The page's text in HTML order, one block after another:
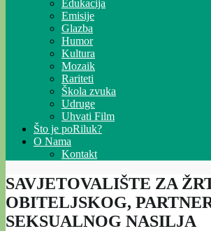
Edukacija
Emisije
Glazba
Humor
Kultura
Mozaik
Rariteti
Škola zvuka
Udruge
Uhvati Film
Što je poRiluk?
O Nama
Kontakt
SAVJETOVALIŠTE ZA
OBITELJSKOG,
SEKSUALNOG NASILJA